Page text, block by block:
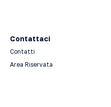
Contattaci
Contatti
Area Riservata